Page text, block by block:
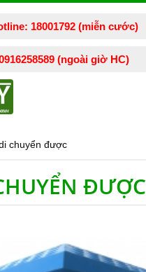
18001792 (miễn cước)
(ngoài giờ HC)
chuyển được
ĐƯỢC